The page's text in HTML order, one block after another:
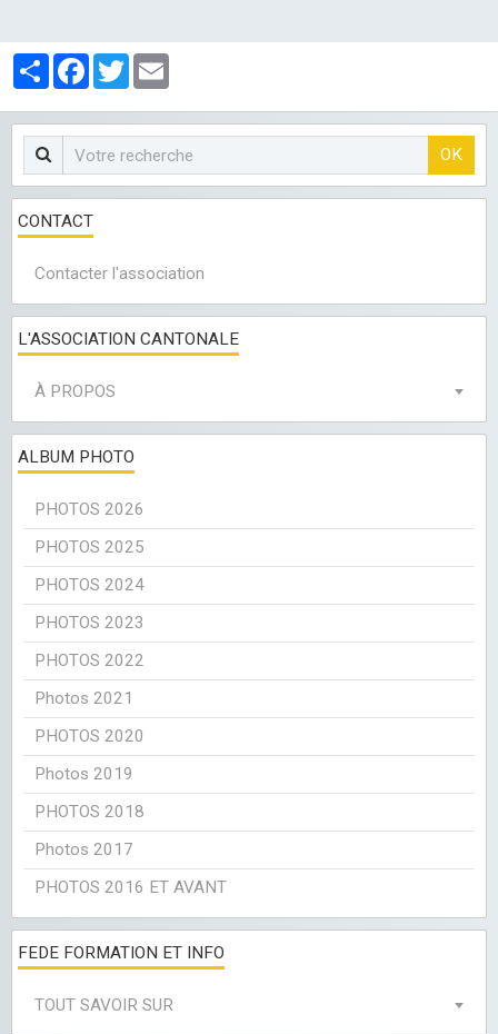
PartagerFacebook
Twitter
OK
CONTACT
Contacter l'association
L'ASSOCIATION CANTONALE
À PROPOS
ALBUM PHOTO
PHOTOS 2026
PHOTOS 2025
PHOTOS 2024
PHOTOS 2023
PHOTOS 2022
Photos 2021
PHOTOS 2020
Photos 2019
PHOTOS 2018
Photos 2017
PHOTOS 2016 ET AVANT
FEDE FORMATION ET INFO
TOUT SAVOIR SUR